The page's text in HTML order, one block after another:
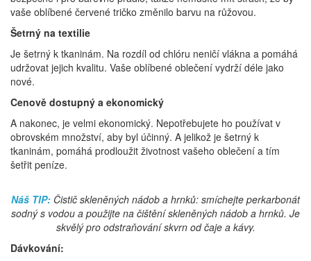
vaše oblíbené červené tričko změnilo barvu na růžovou.
Šetrný na textilie
Je šetrný k tkaninám. Na rozdíl od chlóru neničí vlákna a pomáhá
udržovat jejich kvalitu. Vaše oblíbené oblečení vydrží déle jako
nové.
Cenově dostupný a ekonomický
A nakonec, je velmi ekonomický. Nepotřebujete ho používat v
obrovském množství, aby byl účinný. A jelikož je šetrný k
tkaninám, pomáhá prodloužit životnost vašeho oblečení a tím
šetřit peníze.
Náš TIP: Čistič skleněných nádob a hrnků: smíchejte perkarbonát
sodný s vodou a použijte na čištění skleněných nádob a hrnků. Je
skvělý pro odstraňování skvrn od čaje a kávy.
Dávkování: